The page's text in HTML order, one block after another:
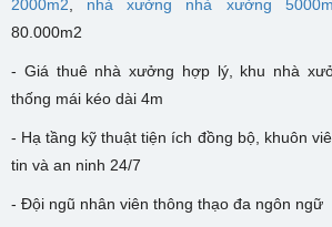
2000m2, nhà xưởng nhà xưởng
80.000m2
- Giá thuê nhà xưởng hợp lý, khu nhà
thống mái kéo dài 4m
- Hạ tầng kỹ thuật tiện ích đồng bộ, khuôn
tin và an ninh 24/7
- Đội ngũ nhân viên thông thạo đa ngôn ngữ